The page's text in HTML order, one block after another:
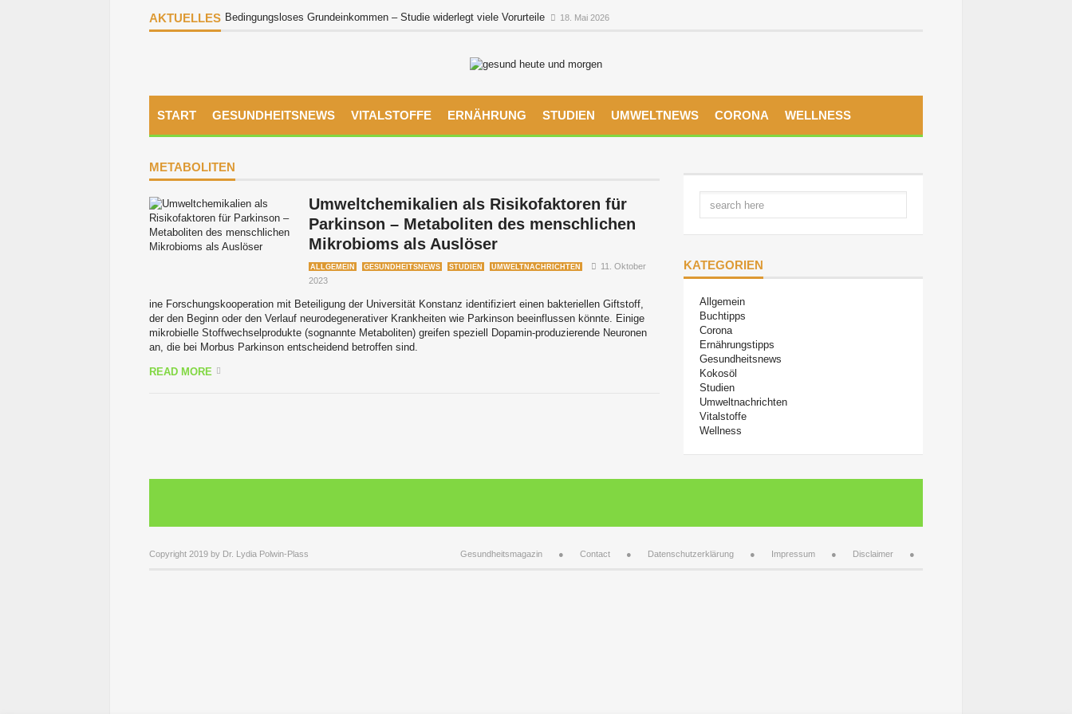
AKTUELLES Bedingungsloses Grundeinkommen – Studie widerlegt viele Vorurteile 18. Mai 2026
START GESUNDHEITSNEWS VITALSTOFFE ERNÄHRUNG STUDIEN UMWELTNEWS CORONA WELLNESS
METABOLITEN
Umweltchemikalien als Risikofaktoren für
Parkinson – Metaboliten des menschlichen
Mikrobioms als Auslöser
ALLGEMEIN GESUNDHEITSNEWS STUDIEN UMWELTNACHRICHTEN
11. Oktober
2023
ine Forschungskooperation mit Beteiligung der Universität Konstanz identifiziert einen bakteriellen Giftstoff,
der den Beginn oder den Verlauf neurodegenerativer Krankheiten wie Parkinson beeinflussen könnte. Einige
mikrobielle Stoffwechselprodukte (sognannte Metaboliten) greifen speziell Dopamin-produzierende Neuronen
an, die bei Morbus Parkinson entscheidend betroffen sind.
READ MORE
KATEGORIEN
Allgemein
Buchtipps
Corona
Ernährungstipps
Gesundheitsnews
Kokosöl
Studien
Umweltnachrichten
Vitalstoffe
Wellness
Copyright 2019 by Dr. Lydia Polwin-Plass Gesundheitsmagazin Contact Datenschutzerklärung Impressum Disclaimer